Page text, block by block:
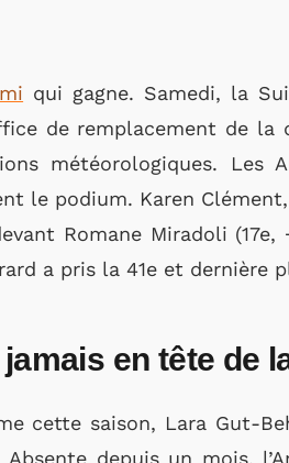
qui gagne. Samedi, la
de remplacement de la
météorologiques.
Les
le podium. Karen
Romane Miradoli (17e,
a pris la 41e et dernière
en tête de
cette saison, Lara Gut-
Absente depuis un mois,